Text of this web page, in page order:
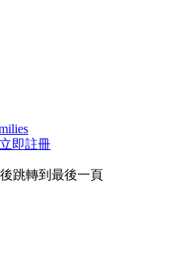
立即註冊
跳轉到最後一頁